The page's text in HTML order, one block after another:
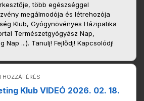
több egészséggel
megálmodója és létrehozója
Klub, Gyógynövényes Házipatika
Természetgyógyász Nap,
Nap ...). Tanulj! Fejlődj! Kapcsolódj!
HOZZÁFÉRÉS
Klub VIDEÓ 2026. 02. 18.